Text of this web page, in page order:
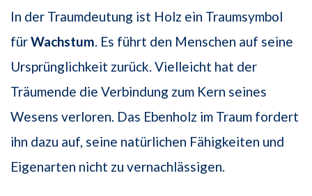
In der Traumdeutung ist Holz ein Traumsymbol
fürWachstum. Es führt den Menschen auf seine
Ursprünglichkeit zurück. Vielleicht hat der
Träumende die Verbindung zum Kern seines
Wesens verloren. Das Ebenholz im Traum fordert
ihn dazu auf, seine natürlichen Fähigkeiten und
Eigenarten nicht zu vernachlässigen.